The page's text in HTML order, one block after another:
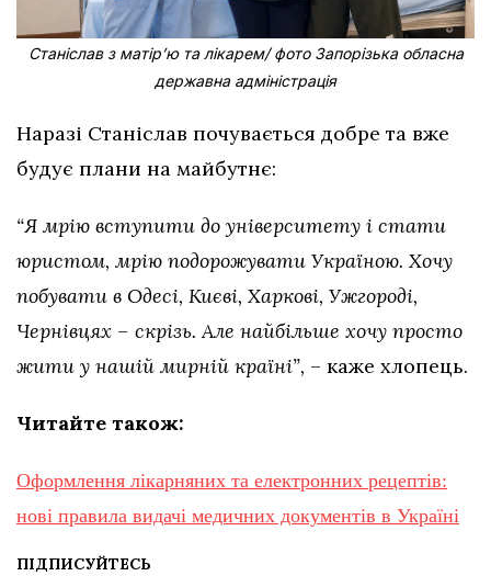
Станіслав з матірʼю та лікарем/ фото Запорізька обласна
державна адміністрація
Наразі Станіслав почувається добре та вже
будує плани на майбутнє:
“Я мрію вступити до університету і стати
юристом, мрію подорожувати Україною. Хочу
побувати в Одесі, Києві, Харкові, Ужгороді,
Чернівцях – скрізь. Але найбільше хочу просто
жити у нашій мирній країні”, – каже хлопець.
Читайте також:
Оформлення лікарняних та електронних рецептів:
нові правила видачі медичних документів в Україні
ПІДПИСУЙТЕСЬ